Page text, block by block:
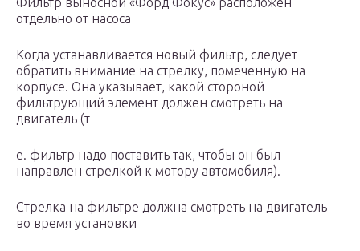
отдельно от насоса
Когда устанавливается новый фильтр, следует
обратить внимание на стрелку, помеченную на
корпусе. Она указывает, какой стороной
фильтрующий элемент должен смотреть на
двигатель (т
е. фильтр надо поставить так, чтобы он был
направлен стрелкой к мотору автомобиля).
Стрелка на фильтре должна смотреть на двигатель
во время установки